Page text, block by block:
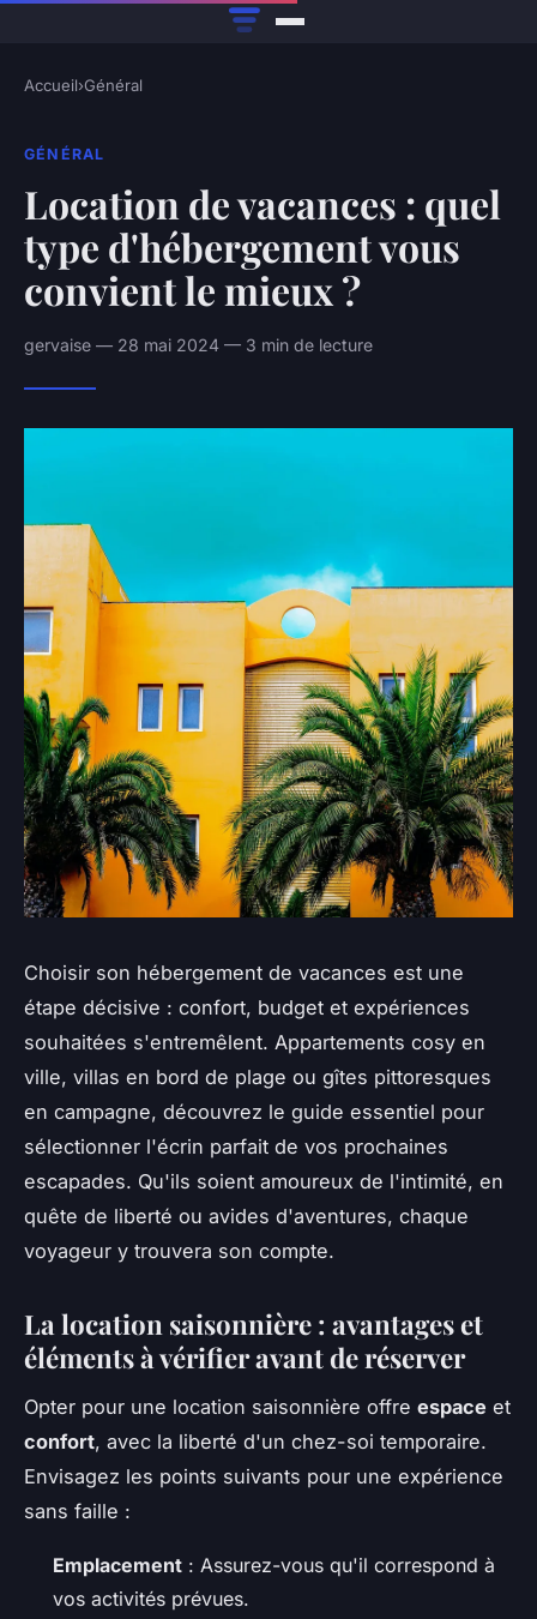
Accueil›Général
GÉNÉRAL
Location de vacances : quel
type d'hébergement vous
convient le mieux ?
gervaise — 28 mai 2024 — 3 min de lecture
Choisir son hébergement de vacances est une
étape décisive : confort, budget et expériences
souhaitées s'entremêlent. Appartements cosy en
ville, villas en bord de plage ou gîtes pittoresques
en campagne, découvrez le guide essentiel pour
sélectionner l'écrin parfait de vos prochaines
escapades. Qu'ils soient amoureux de l'intimité, en
quête de liberté ou avides d'aventures, chaque
voyageur y trouvera son compte.
La location saisonnière : avantages et
éléments à vérifier avant de réserver
Opter pour une location saisonnière offre espace et
confort, avec la liberté d'un chez-soi temporaire.
Envisagez les points suivants pour une expérience
sans faille :
Emplacement : Assurez-vous qu'il correspond à
vos activités prévues.